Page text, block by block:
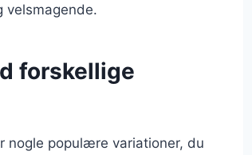
velsmagende.
forskellige
nogle populære variationer, du